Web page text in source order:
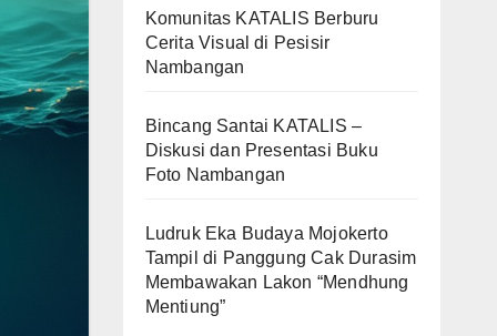
Komunitas KATALIS Berburu
Cerita Visual di Pesisir
Nambangan
Bincang Santai KATALIS –
Diskusi dan Presentasi Buku
Foto Nambangan
Ludruk Eka Budaya Mojokerto
Tampil di Panggung Cak Durasim
Membawakan Lakon “Mendhung
Mentiung”